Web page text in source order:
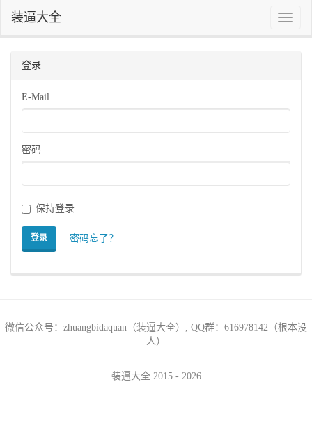
Toggle
装逼大全
登录
E-Mail
密码
保持登录
登录 密码忘了？
微信公众号：zhuangbidaquan（装逼大全）, QQ群：616978142（根本没
人）
装逼大全 2015 - 2026